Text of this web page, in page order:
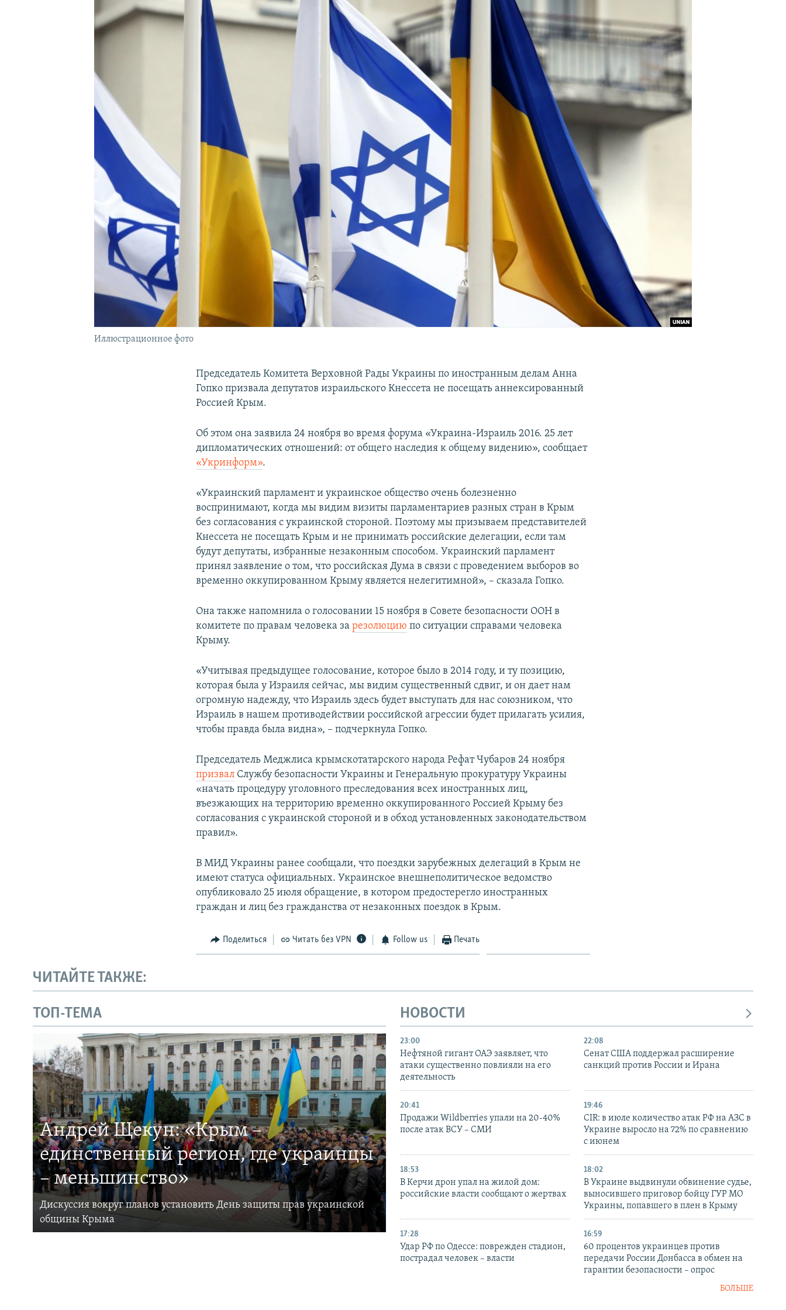
КРЫМ.НЕПОКОРЕННЫЙ
Иллюстрационное фото
Председатель Комитета Верховной Рады Украины по иностранным делам Анна
Гопко призвала депутатов израильского Кнессета не посещать аннексированный
Россией Крым.
Об этом она заявила 24 ноября во время форума «Украина-Израиль 2016. 25 лет
дипломатических отношений: от общего наследия к общему видению», сообщает
«Укринформ».
«Украинский парламент и украинское общество очень болезненно
воспринимают, когда мы видим визиты парламентариев разных стран в Крым
без согласования с украинской стороной. Поэтому мы призываем представителей
Кнессета не посещать Крым и не принимать российские делегации, если там
будут депутаты, избранные незаконным способом. Украинский парламент
принял заявление о том, что российская Дума в связи с проведением выборов во
временно оккупированном Крыму является нелегитимной», – сказала Гопко.
Она также напомнила о голосовании 15 ноября в Совете безопасности ООН в
комитете по правам человека зарезолюцию по ситуации справами человека
Крыму.
«Учитывая предыдущее голосование, которое было в 2014 году, и ту позицию,
которая была у Израиля сейчас, мы видим существенный сдвиг, и он дает нам
огромную надежду, что Израиль здесь будет выступать для нас союзником, что
Израиль в нашем противодействии российской агрессии будет прилагать усилия,
чтобы правда была видна», – подчеркнула Гопко.
Председатель Меджлиса крымскотатарского народа Рефат Чубаров 24 ноября
призвал Службу безопасности Украины и Генеральную прокуратуру Украины
«начать процедуру уголовного преследования всех иностранных лиц,
въезжающих на территорию временно оккупированного Россией Крыму без
согласования с украинской стороной и в обход установленных законодательством
правил».
В МИД Украины ранее сообщали, что поездки зарубежных делегаций в Крым не
имеют статуса официальных. Украинское внешнеполитическое ведомство
опубликовало 25 июля обращение, в котором предостерегло иностранных
граждан и лиц без гражданства от незаконных поездок в Крым.
Поделиться Читать без VPN Follow us Печать
ЧИТАЙТЕ ТАКЖЕ:
ТОП-ТЕМА
Андрей Щекун: «Крым –
единственный регион, где украинцы
– меньшинство»
Дискуссия вокруг планов установить День защиты прав украинской
общины Крыма
НОВОСТИ
23:00
Нефтяной гигант ОАЭ заявляет, что
атаки существенно повлияли на его
деятельность
22:08
Сенат США поддержал расширение
санкций против России и Ирана
20:41
Продажи Wildberries упали на 20-40%
после атак ВСУ – СМИ
19:46
CIR: в июле количество атак РФ на АЗС в
Украине выросло на 72% по сравнению
с июнем
18:53
В Керчи дрон упал на жилой дом:
российские власти сообщают о жертвах
18:02
В Украине выдвинули обвинение судье,
выносившего приговор бойцу ГУР МО
Украины, попавшего в плен в Крыму
17:28
Удар РФ по Одессе: поврежден стадион,
пострадал человек – власти
16:59
60 процентов украинцев против
передачи России Донбасса в обмен на
гарантии безопасности – опрос
БОЛЬШЕ